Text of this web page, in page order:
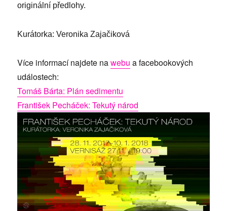
originální předlohy.
Kurátorka: Veronika Zajačiková
Více informací najdete nawebu a facebookových
událostech:
Tomáš Bárta: Plán sedimentu
František Pecháček: Tekutý národ